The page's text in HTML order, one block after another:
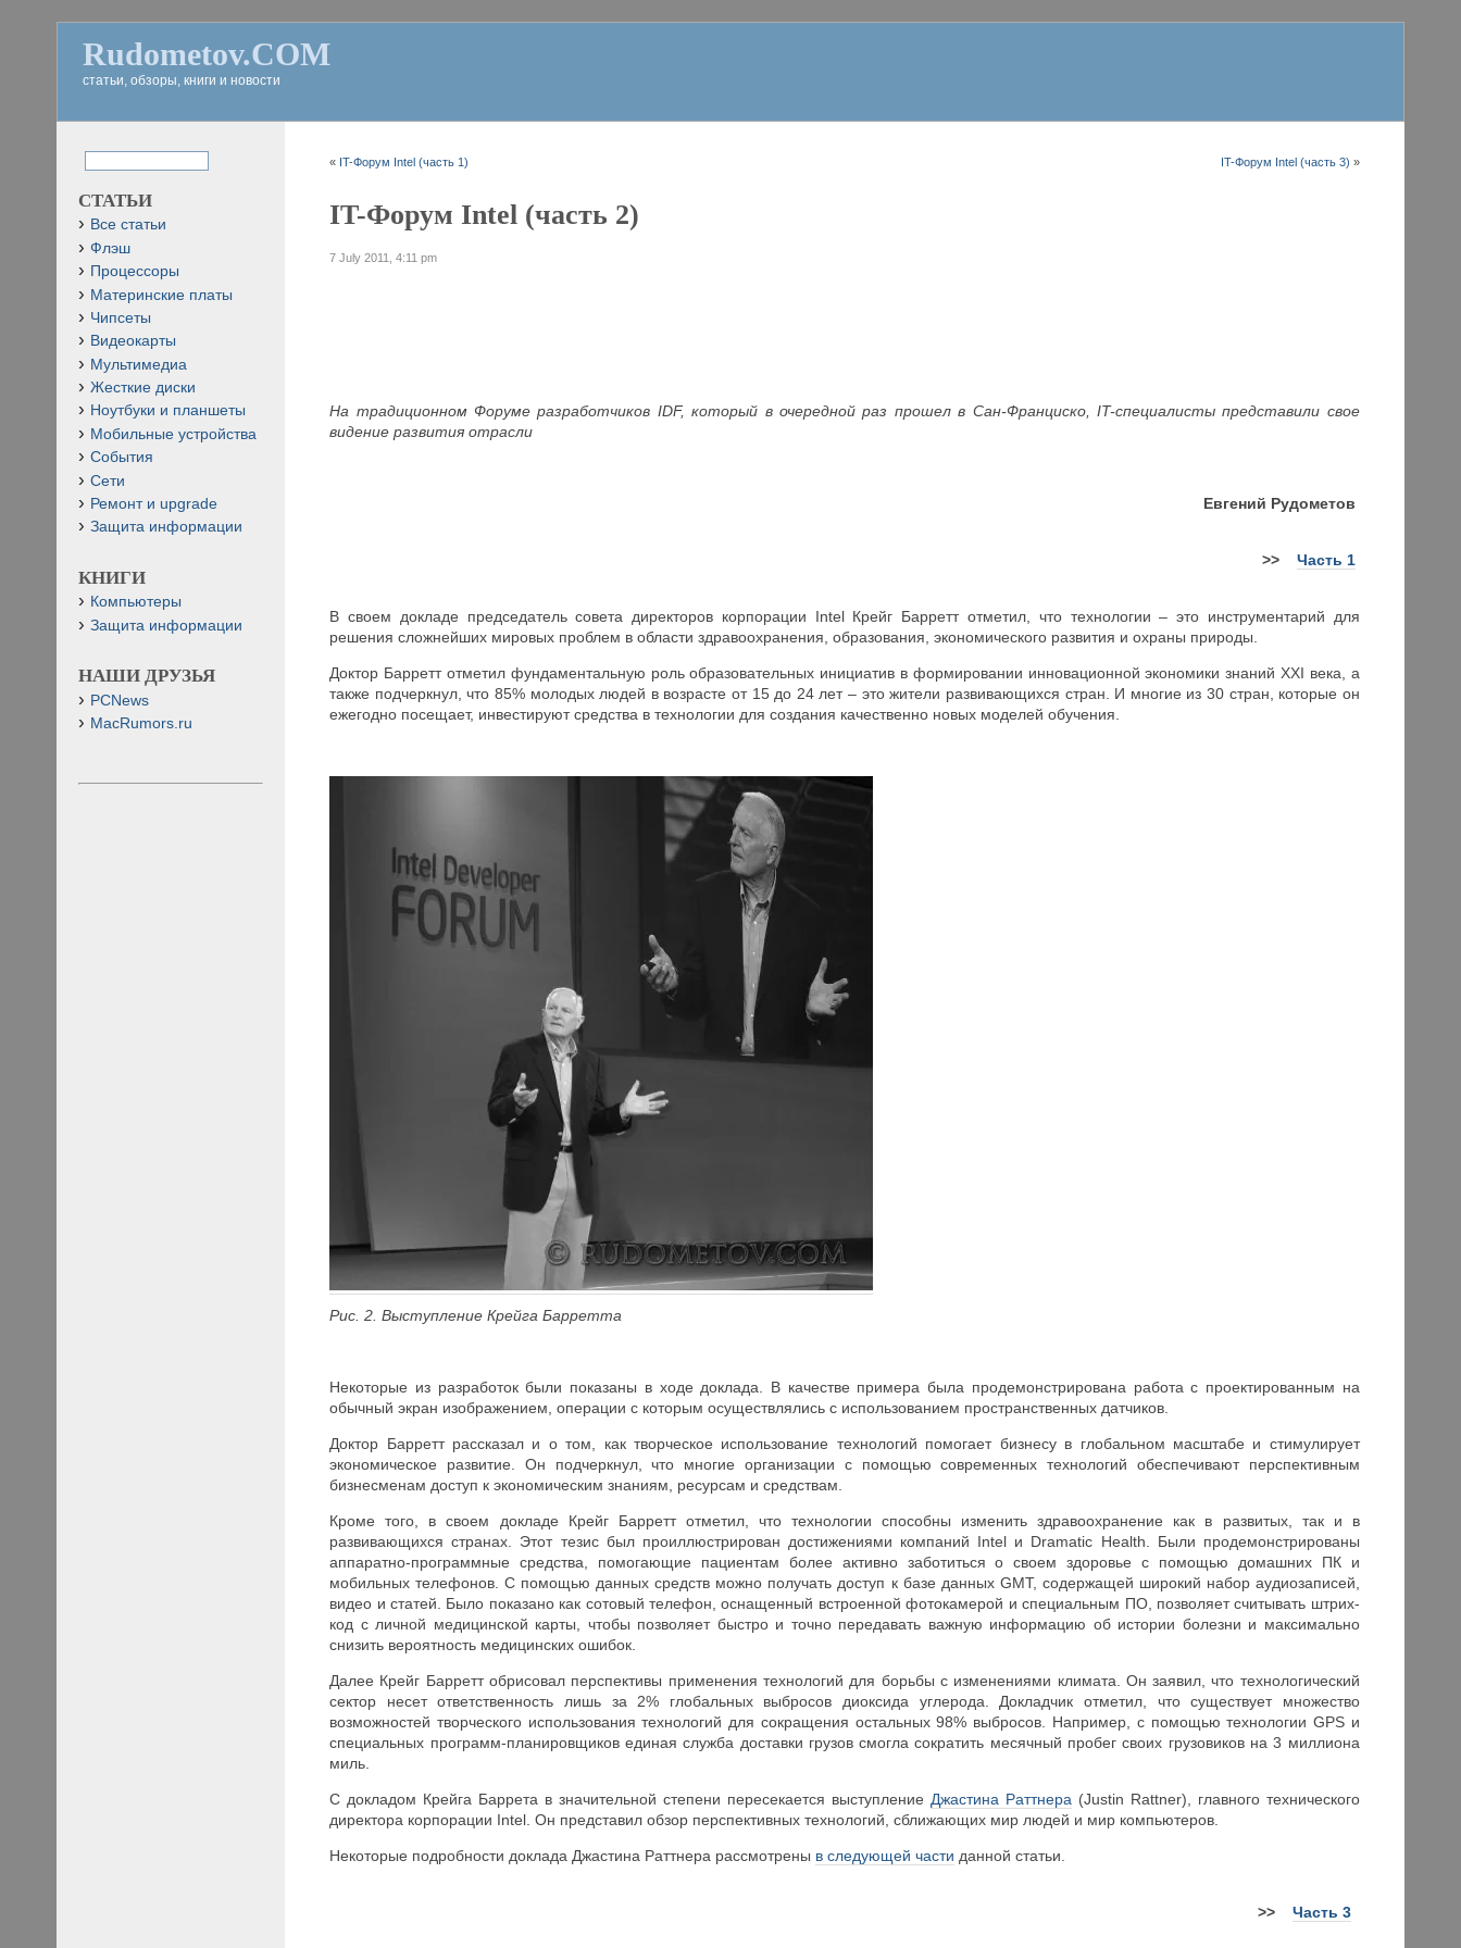
Rudometov.COM
статьи, обзоры, книги и новости
« IT-Форум Intel (часть 1) IT-Форум Intel (часть 3) »
IT-Форум Intel (часть 2)
7 July 2011, 4:11 pm
На традиционном Форуме разработчиков IDF, который в очередной раз прошел в Сан-Франциско, IT-специалисты представили свое
видение развития отрасли
Евгений Рудометов
>> Часть 1
В своем докладе председатель совета директоров корпорации Intel Крейг Барретт отметил, что технологии – это инструментарий для
решения сложнейших мировых проблем в области здравоохранения, образования, экономического развития и охраны природы.
Доктор Барретт отметил фундаментальную роль образовательных инициатив в формировании инновационной экономики знаний XXI века, а
также подчеркнул, что 85% молодых людей в возрасте от 15 до 24 лет – это жители развивающихся стран. И многие из 30 стран, которые он
ежегодно посещает, инвестируют средства в технологии для создания качественно новых моделей обучения.
Рис. 2. Выступление Крейга Барретта
Некоторые из разработок были показаны в ходе доклада. В качестве примера была продемонстрирована работа с проектированным на
обычный экран изображением, операции с которым осуществлялись с использованием пространственных датчиков.
Доктор Барретт рассказал и о том, как творческое использование технологий помогает бизнесу в глобальном масштабе и стимулирует
экономическое развитие. Он подчеркнул, что многие организации с помощью современных технологий обеспечивают перспективным
бизнесменам доступ к экономическим знаниям, ресурсам и средствам.
Кроме того, в своем докладе Крейг Барретт отметил, что технологии способны изменить здравоохранение как в развитых, так и в
развивающихся странах. Этот тезис был проиллюстрирован достижениями компаний Intel и Dramatic Health. Были продемонстрированы
аппаратно-программные средства, помогающие пациентам более активно заботиться о своем здоровье с помощью домашних ПК и
мобильных телефонов. С помощью данных средств можно получать доступ к базе данных GMT, содержащей широкий набор аудиозаписей,
видео и статей. Было показано как сотовый телефон, оснащенный встроенной фотокамерой и специальным ПО, позволяет считывать штрих-
код с личной медицинской карты, чтобы позволяет быстро и точно передавать важную информацию об истории болезни и максимально
снизить вероятность медицинских ошибок.
Далее Крейг Барретт обрисовал перспективы применения технологий для борьбы с изменениями климата. Он заявил, что технологический
сектор несет ответственность лишь за 2% глобальных выбросов диоксида углерода. Докладчик отметил, что существует множество
возможностей творческого использования технологий для сокращения остальных 98% выбросов. Например, с помощью технологии GPS и
специальных программ-планировщиков единая служба доставки грузов смогла сократить месячный пробег своих грузовиков на 3 миллиона
миль.
С докладом Крейга Баррета в значительной степени пересекается выступление Джастина Раттнера (Justin Rattner), главного технического
директора корпорации Intel. Он представил обзор перспективных технологий, сближающих мир людей и мир компьютеров.
Некоторые подробности доклада Джастина Раттнера рассмотрены в следующей части данной статьи.
>> Часть 3
СТАТЬИ
Все статьи
Флэш
Процессоры
Материнские платы
Чипсеты
Видеокарты
Мультимедиа
Жесткие диски
Ноутбуки и планшеты
Мобильные устройства
События
Сети
Ремонт и upgrade
Защита информации
КНИГИ
Компьютеры
Защита информации
НАШИ ДРУЗЬЯ
PCNews
MacRumors.ru